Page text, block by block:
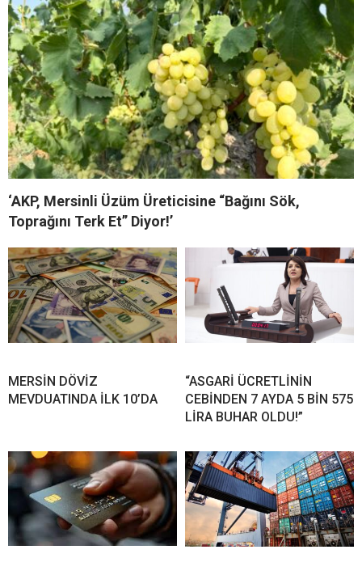
‘AKP, Mersinli Üzüm Üreticisine “Bağını Sök,
Toprağını Terk Et” Diyor!’
MERSİN DÖVİZ
MEVDUATINDA İLK 10’DA
“ASGARİ ÜCRETLİNİN
CEBİNDEN 7 AYDA 5 BİN 575
LİRA BUHAR OLDU!”